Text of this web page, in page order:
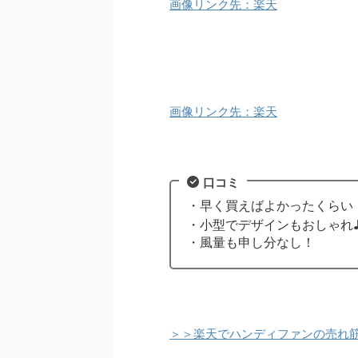
画像リンク先：楽天
画像リンク先：楽天
口コミ
・早く買えばよかったくらい
・小型でデザインもおしゃれ
・風量も申し分なし！
＞＞楽天でハンディファンの売れ